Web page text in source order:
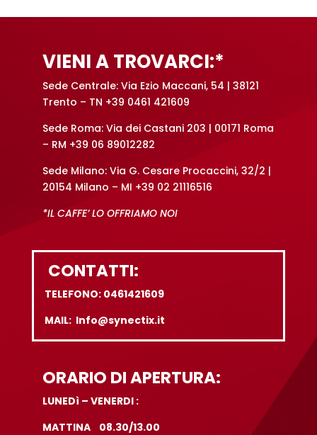
VIENI A TROVARCI:*
Sede Centrale: Via Ezio Maccani, 54 | 38121
Trento – TN +39 0461 421609
Sede Roma: Via dei Castani 203 | 00171 Roma
– RM +39 06 89012282
Sede Milano: Via G. Cesare Procaccini, 32/2 |
20154 Milano – MI +39 02 21116516
*IL CAFFE’ LO OFFRIAMO NOI
CONTATTI:
TELEFONO: 0461421609
MAIL: Info@synectix.it
ORARIO DI APERTURA:
LUNEDì – VENERDI :
MATTINA 08.30/13.00